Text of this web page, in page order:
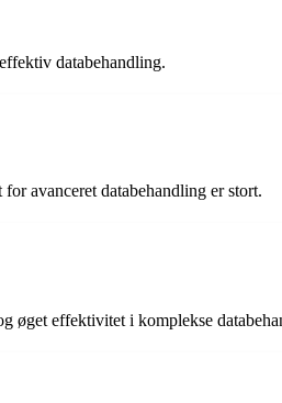
databehandling.
avanceret databehandling er stort.
øget effektivitet i komplekse